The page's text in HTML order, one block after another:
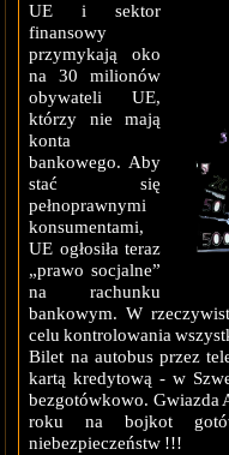
UE i sektor
finansowy
przymykają oko
na 30 milionów
obywateli UE,
którzy nie mają
konta
bankowego. Aby
stać się
pełnoprawnymi
konsumentami,
UE ogłosiła teraz
„prawo socjalne”
na rachunku
bankowym. W
celu kontrolowania
Bilet na autobus przez
kartą kredytową - w
bezgotówkowo. Gwiazda
roku na bojkot
niebezpieczeństw !!!